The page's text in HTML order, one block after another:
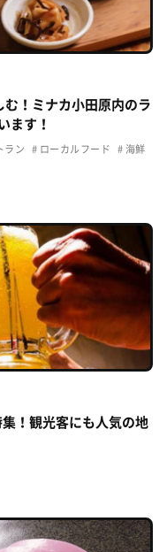
む！ミナカ小田原内のラ
ます！
ラン ローカルフード 海鮮
！観光客にも人気の地